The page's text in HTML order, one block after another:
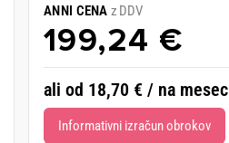
ANNI CENA z DDV
199,24 €
ali od 18,70 € / na mesec
Informativni izračun obrokov